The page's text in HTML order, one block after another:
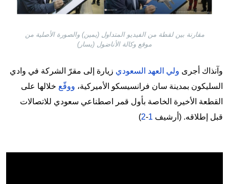
مقارنة بين لقطة من الفيديو المتداول (يمين) والصورة الأصلية من
موقع وكالة الأناضول (يسار)
وآنذاك أجرى ولي العهد السعودي زيارة إلى مقرّ الشركة في وادي
السليكون بمدينة سان فرانسيسكو الأميركية، ووقّع خلالها على
القطعة الأخيرة الخاصة بأول قمر اصطناعي سعودي للاتصالات
قبل إطلاقه. (أرشيف 1
-
2
)